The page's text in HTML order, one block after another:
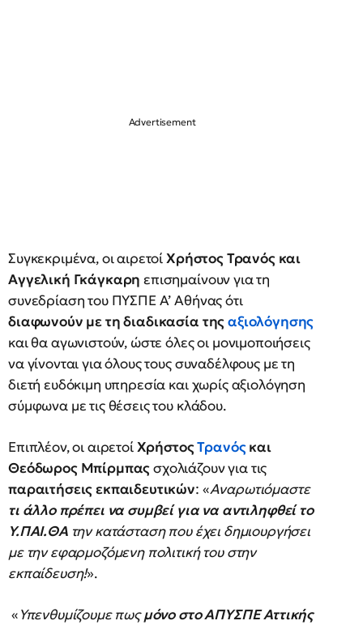
Συγκεκριμένα, οι αιρετοίΧρήστος Τρανός και
Αγγελική Γκάγκαρη επισημαίνουν για τη
συνεδρίαση του ΠΥΣΠΕ Α’ Αθήνας ότι
διαφωνούν με τη διαδικασία τηςαξιολόγησης
και θα αγωνιστούν, ώστε όλες οι μονιμοποιήσεις
να γίνονται για όλους τους συναδέλφους με τη
διετή ευδόκιμη υπηρεσία και χωρίς αξιολόγηση
σύμφωνα με τις θέσεις του κλάδου.
Επιπλέον, οι αιρετοίΧρήστοςΤρανόςκαι
Θεόδωρος Μπίρμπαςσχολιάζουν για τις
παραιτήσεις εκπαιδευτικών: «Αναρωτιόμαστε
τι άλλο πρέπει να συμβεί για να αντιληφθεί το
Υ.ΠΑΙ.ΘΑτην κατάσταση που έχει δημιουργήσει
με την εφαρμοζόμενη πολιτική του στην
εκπαίδευση!».
«Υπενθυμίζουμε πωςμόνο στοΑΠΥΣΠΕ Αττικής